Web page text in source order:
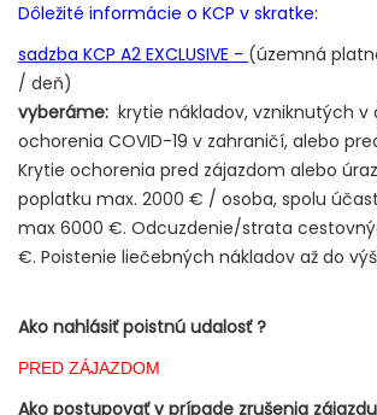
Dôležité informácie o KCP v skratke:
sadzba KCP A2 EXCLUSIVE - (územná
/ deň)
vyberáme: krytie nákladov, vzniknutých v
ochorenia COVID-19 v zahraničí, alebo
Krytie ochorenia pred zájazdom alebo
poplatku max. 2000 € / osoba, spolu
max 6000 €. Odcuzdenie/strata
€. Poistenie liečebných nákladov až do
Ako nahlásiť poistnú udalosť ?
PRED ZÁJAZDOM
Ako postupovať v prípade zrušenia